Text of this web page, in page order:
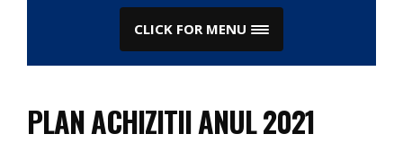
CLICK FOR MENU
PLAN ACHIZITII ANUL 2021